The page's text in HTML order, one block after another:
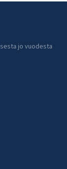
jo vuodesta